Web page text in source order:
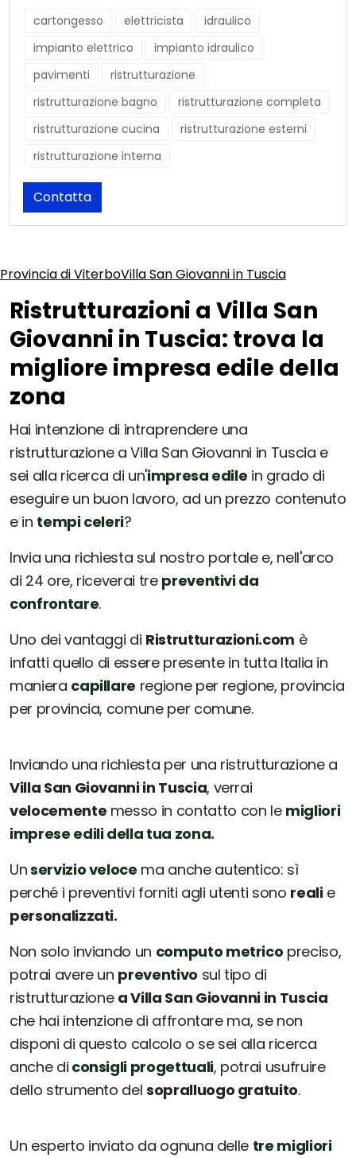
cartongesso elettricista
idraulico
impianto elettrico
impianto idraulico
pavimenti
ristrutturazione
ristrutturazione bagno
ristrutturazione completa
ristrutturazione cucina
ristrutturazione esterni
ristrutturazione interna
Contatta
Provincia di ViterboVilla San Giovanni in Tuscia
Ristrutturazioni a Villa San
Giovanni in Tuscia: trova la
migliore impresa edile della
zona
Hai intenzione di intraprendere una
ristrutturazione a Villa San Giovanni in Tuscia e
sei alla ricerca di un'impresa edile in grado di
eseguire un buon lavoro, ad un prezzo contenuto
e in tempi celeri?
Invia una richiesta sul nostro portale e, nell'arco
di 24 ore, riceverai tre preventivi da
confrontare.
Uno dei vantaggi di Ristrutturazioni.com è
infatti quello di essere presente in tutta Italia in
maniera capillare regione per regione, provincia
per provincia, comune per comune.
Inviando una richiesta per una ristrutturazione a
Villa San Giovanni in Tuscia, verrai
velocemente messo in contatto con le migliori
imprese edili della tua zona.
Unservizio veloce ma anche autentico: sì
perché i preventivi forniti agli utenti sono realie
personalizzati.
Non solo inviando un computo metrico preciso,
potrai avere un preventivo sul tipo di
ristrutturazione a Villa San Giovanni in Tuscia
che hai intenzione di affrontare ma, se non
disponi di questo calcolo o se sei alla ricerca
anche di consigli progettuali, potrai usufruire
dello strumento del sopralluogo gratuito.
Un esperto inviato da ognuna delle tre migliori